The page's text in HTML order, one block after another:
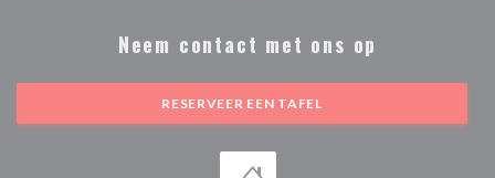
Neem contact met ons op
RESERVEER EEN TAFEL